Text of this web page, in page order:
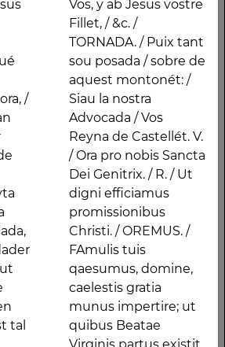
/
tal
/
/
/
/